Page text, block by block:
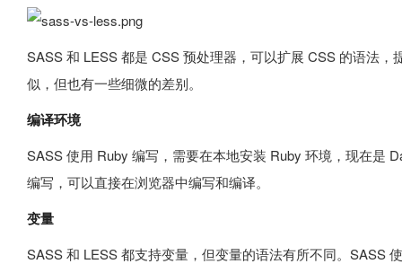
SASS 和 LESS 都是 CSS 预处理器，可以扩展 CSS 的语法
似，但也有一些细微的差别。
编译环境
SASS 使用 Ruby 编写，需要在本地安装 Ruby 环境，现在是
编写，可以直接在浏览器中编写和编译。
变量
SASS 和 LESS 都支持变量，但变量的语法有所不同。SASS